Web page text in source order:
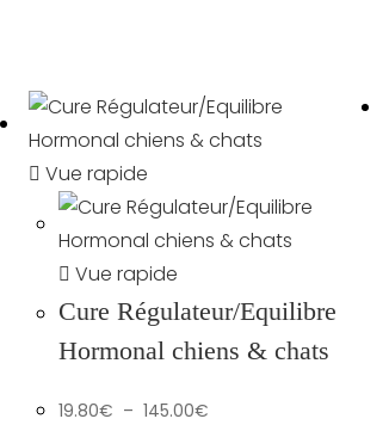
Vue rapide
Vue rapide
Cure Régulateur/Equilibre
Hormonal chiens & chats
19.80€ – 145.00€